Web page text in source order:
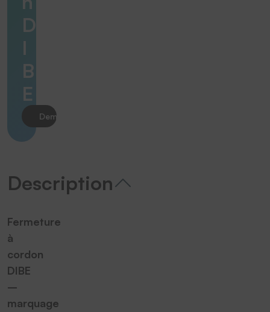
D
I
B
E
Demander le produit
Description
Fermeture
à
cordon
DIBE
–
marquage